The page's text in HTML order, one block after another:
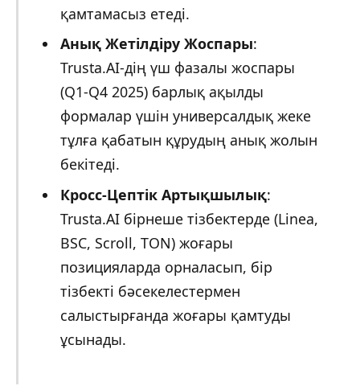
қамтамасыз етеді.
Анық Жетілдіру Жоспары:
Trusta.AI-дің үш фазалы жоспары
(Q1-Q4 2025) барлық ақылды
формалар үшін универсалдық жеке
тұлға қабатын құрудың анық жолын
бекітеді.
Кросс-Цептік Артықшылық:
Trusta.AI бірнеше тізбектерде (Linea,
BSC, Scroll, TON) жоғары
позицияларда орналасып, бір
тізбекті бәсекелестермен
салыстырғанда жоғары қамтуды
ұсынады.